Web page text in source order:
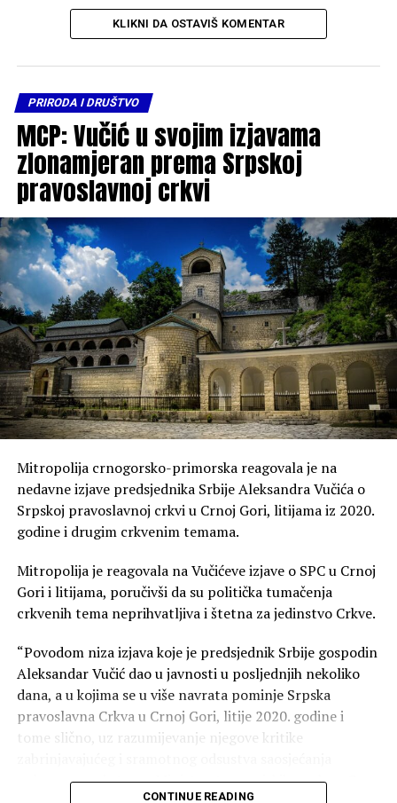
KLIKNI DA OSTAVIŠ KOMENTAR
PRIRODA I DRUŠTVO
MCP: Vučić u svojim izjavama
zlonamjeran prema Srpskoj
pravoslavnoj crkvi
Mitropolija crnogorsko-primorska reagovala je na
nedavne izjave predsjednika Srbije Aleksandra Vučića o
Srpskoj pravoslavnoj crkvi u Crnoj Gori, litijama iz 2020.
godine i drugim crkvenim temama.
Mitropolija je reagovala na Vučićeve izjave o SPC u Crnoj
Gori i litijama, poručivši da su politička tumačenja
crkvenih tema neprihvatljiva i štetna za jedinstvo Crkve.
“Povodom niza izjava koje je predsjednik Srbije gospodin
Aleksandar Vučić dao u javnosti u posljednjih nekoliko
dana, a u kojima se u više navrata pominje Srpska
pravoslavna Crkva u Crnoj Gori, litije 2020. godine i
tome slično, uz razumijevanje njegove kritike
pokazanog od strane Ministarstva vanjskih poslova Crne
CONTINUE READING